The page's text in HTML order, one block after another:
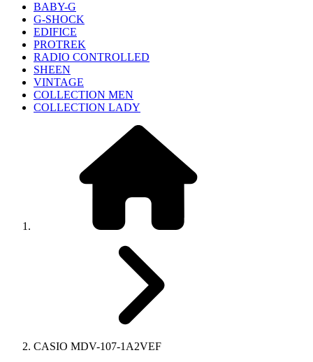
BABY-G
G-SHOCK
EDIFICE
PROTREK
RADIO CONTROLLED
SHEEN
VINTAGE
COLLECTION MEN
COLLECTION LADY
CASIO MDV-107-1A2VEF